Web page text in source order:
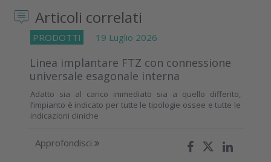
Articoli correlati
PRODOTTI 19 Luglio 2026
Linea implantare FTZ con connessione
universale esagonale interna
Adatto sia al carico immediato sia a quello differito,
l’impianto è indicato per tutte le tipologie ossee e tutte le
indicazioni cliniche
Approfondisci